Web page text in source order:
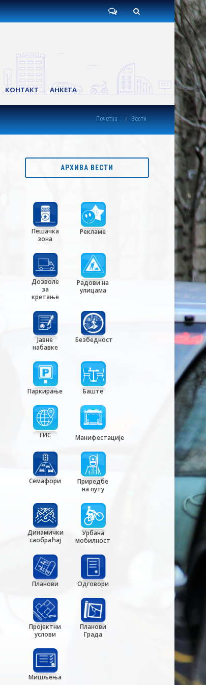
КОНТАКТ АНКЕТА
Почетна Вести
АРХИВА ВЕСТИ
Пешачка
зона
Рекламе
Дозволе
за
кретање
Радови на
улицама
Јавне
набавке
Безбедност
Паркирање Баште
ГИС Манифестације
Семафори
Приредбе
на путу
Динамички
саобраћај
Урбана
мобилност
Планови Одговори
Пројектни
услови
Планови
Града
Мишљења